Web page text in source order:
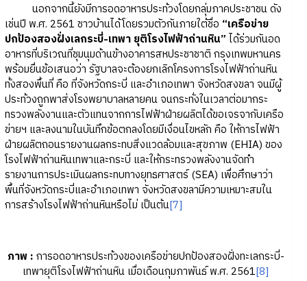
นอกจากนี้ยังมีการอดอาหารประท้วงโดยกลุ่มภาคประชาชน ดัง
เช่นปี พ.ศ. 2561 ชาวบ้านได้โดยรวมตัวกันภายใต้ชื่อ “เครือข่าย
ปกป้องสองฝั่งเลกระบี่-เทพา ยุติโรงไฟฟ้าถ่านหิน” ได้ร่วมกันอด
อาหารที่บริเวณที่ชุมนุมด้านข้างอาคารสหประชาชาติ กรุงเทพมหานคร
พร้อมยื่นข้อเสนอว่า รัฐบาลจะต้องยกเลิกโครงการโรงไฟฟ้าถ่านหิน
ทั้งสองพื้นที่ คือ ที่จังหวัดกระบี่ และอำเภอเทพา จังหวัดสงขลา จนมีผู้
ประท้วงถูกพาส่งโรงพยาบาลหลายคน จนกระทั่งในเวลาต่อมากระ
ทรวงพลังงานและตัวแทนจากการไฟฟ้าฝ่ายผลิตได้ขอเจรจากับเครือ
ข่ายฯ และลงนามในบันทึกข้อตกลงโดยมีเงื่อนไขหลัก คือ ให้การไฟฟ้า
ฝ่ายผลิตถอนรายงานผลกระทบสิ่งแวดล้อมและสุขภาพ (EHIA) ของ
โรงไฟฟ้าถ่านหินเทพาและกระบี่ และให้กระทรวงพลังงานจัดทำ
รายงานการประเมินผลกระทบทางยุทธศาสตร์ (SEA) เพื่อศึกษาว่า
พื้นที่จังหวัดกระบี่และอำเภอเทพา จังหวัดสงขลามีความเหมาะสมใน
การสร้างโรงไฟฟ้าถ่านหินหรือไม่ เป็นต้น[7]
ภาพ : การอดอาหารประท้วงของเครือข่ายปกป้องสองฝั่งทะเลกระบี่-
เทพายุติโรงไฟฟ้าถ่านหิน เมื่อเดือนกุมภาพันธ์ พ.ศ. 2561[8]